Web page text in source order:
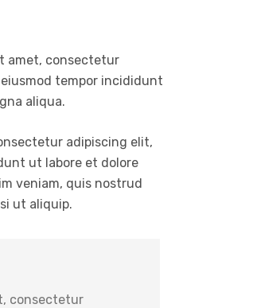
amet, consectetur
tempor incididunt
aliqua.
adipiscing elit,
ut labore et dolore
veniam, quis nostrud
ut aliquip.
consectetur